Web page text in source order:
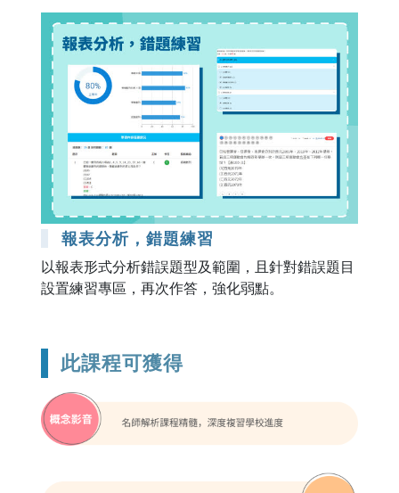
報表分析，錯題練習
以報表形式分析錯誤題型及範圍，且針對錯誤題目
設置練習專區，再次作答，強化弱點。
此課程可獲得